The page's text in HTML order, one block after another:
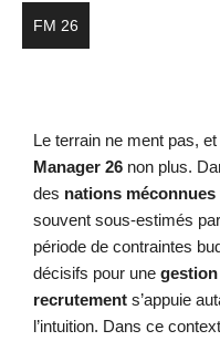
FM 26
Le terrain ne ment pas,
Manager 26 non plus.
des nations méconnues
souvent sous-estimés
période de contraintes
décisifs pour une
recrutement s’appuie
l’intuition. Dans ce